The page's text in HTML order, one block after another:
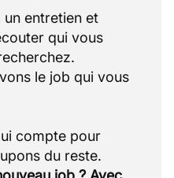
un entretien et
qui vous
le job qui vous
compte pour